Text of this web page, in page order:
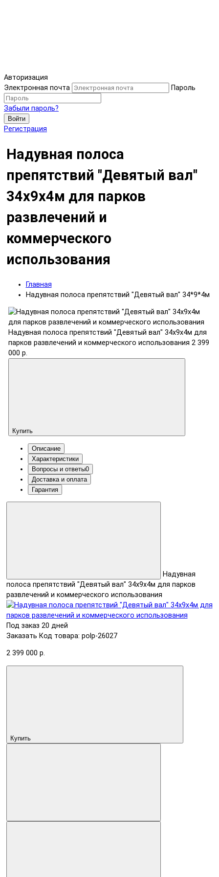
Авторизация
Электронная почта
Пароль
Забыли пароль?
Войти
Регистрация
Надувная полоса
препятствий "Девятый вал"
34х9х4м для парков
развлечений и
коммерческого
использования
Главная
Надувная полоса препятствий "Девятый вал" 34*9*4м
Надувная полоса препятствий "Девятый вал" 34х9х4м для
парков развлечений и коммерческого использования 2 399
000 р.
Купить
Описание
Характеристики
Вопросы и ответы0
Доставка и оплата
Гарантия
Надувная
полоса препятствий "Девятый вал" 34х9х4м для парков
развлечений и коммерческого использования
Под заказ 20 дней
Заказать Код товара: polp-26027
2 399 000 р.
Купить